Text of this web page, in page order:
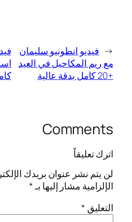
← فيديو انطونيو سليمان
مع ريم المكاحيل في العيد
+20 كامل بدقة عالية
Comments
اترك تعليقاً
لن يتم نشر عنوان بريدك
الإلزامية مشار إليها بـ*
التعليق *